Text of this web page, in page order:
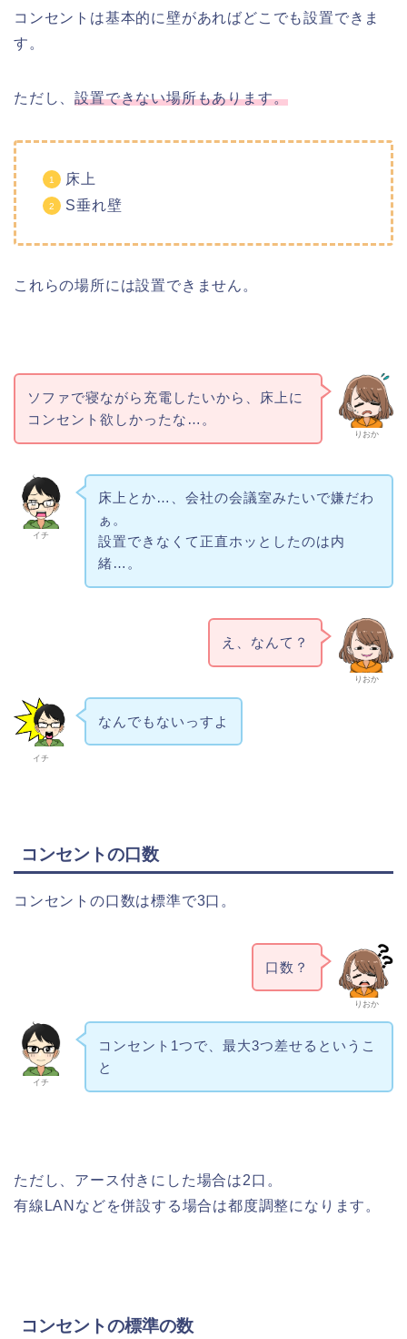
コンセントは基本的に壁があればどこでも設置できま
す。
ただし、設置できない場所もあります。
床上
S垂れ壁
これらの場所には設置できません。
りおか
ソファで寝ながら充電したいから、床上に
コンセント欲しかったな…。
イチ
床上とか…、会社の会議室みたいで嫌だわ
ぁ。
設置できなくて正直ホッとしたのは内
緒…。
りおか
え、なんて？
イチ
なんでもないっすよ
コンセントの口数
コンセントの口数は標準で3口。
りおか
口数？
イチ
コンセント1つで、最大3つ差せるというこ
と
ただし、アース付きにした場合は2口。
有線LANなどを併設する場合は都度調整になります。
コンセントの標準の数